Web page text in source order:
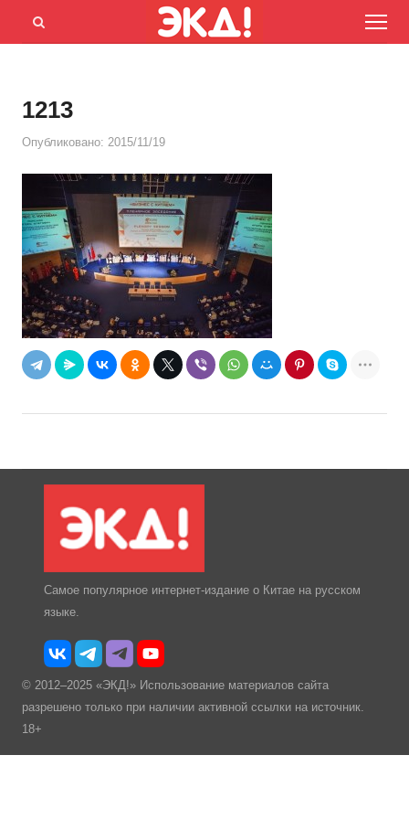
Menu
Открыть
1213
Опубликовано: 2015/11/19
Самое популярное интернет-издание о Китае на русском
языке.
© 2012–2025 «ЭКД!» Использование материалов сайта
разрешено только при наличии активной ссылки на источник.
18+